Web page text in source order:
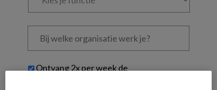
Bij
welke
je?
Untitled
Ontvang 2x per week de